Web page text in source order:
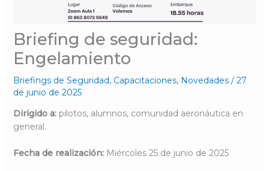
Briefing de seguridad:
Engelamiento
Briefings de Seguridad, Capacitaciones, Novedades/ 27
de junio de 2025
Dirigido a:pilotos, alumnos, comunidad aeronáutica en
general.
Fecha de realización:Miércoles 25 de junio de 2025